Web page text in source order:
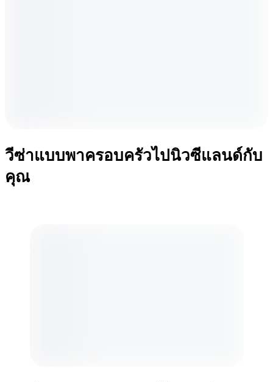
วีซ่าแบบพาครอบครัวไปนิวซีแลนด์กับ
คุณ